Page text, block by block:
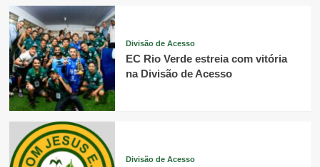
Divisão de Acesso
EC Rio Verde estreia com vitória
na Divisão de Acesso
Divisão de Acesso